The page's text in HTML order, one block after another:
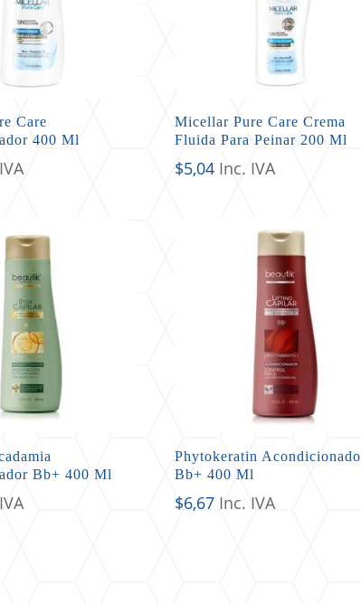
Care
400 Ml
Micellar Pure Care Crema
Fluida Para Peinar 200 Ml
$5,04 Inc. IVA
Bb+ 400 Ml
Phytokeratin
Bb+ 400 Ml
$6,67 Inc. IVA